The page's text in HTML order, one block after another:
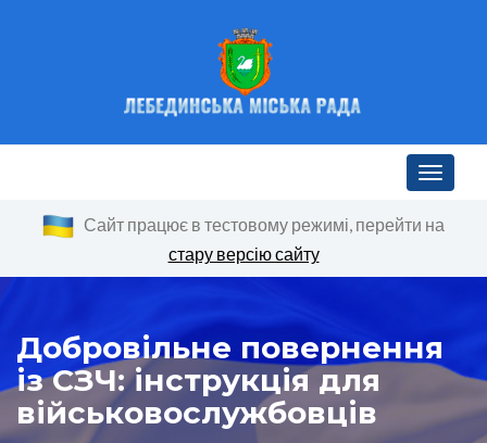
Toggle
Сайт працює в тестовому режимі, перейти на
стару версію сайту
Добровільне повернення
із СЗЧ: інструкція для
військовослужбовців